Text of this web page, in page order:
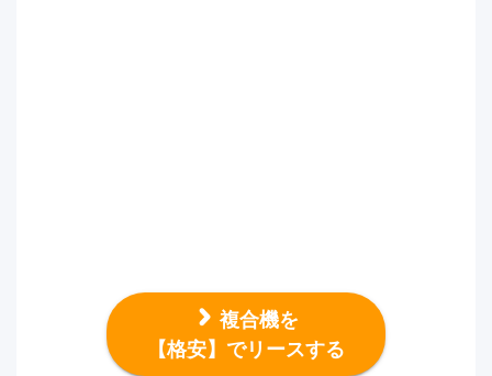
複合機を
【格安】でリースする